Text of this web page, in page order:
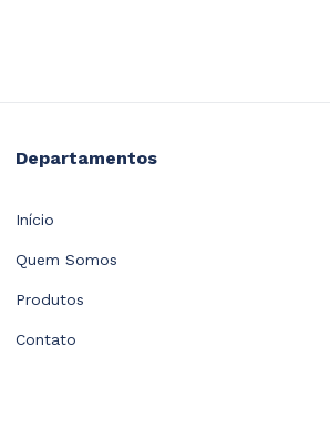
Departamentos
Início
Quem Somos
Produtos
Contato